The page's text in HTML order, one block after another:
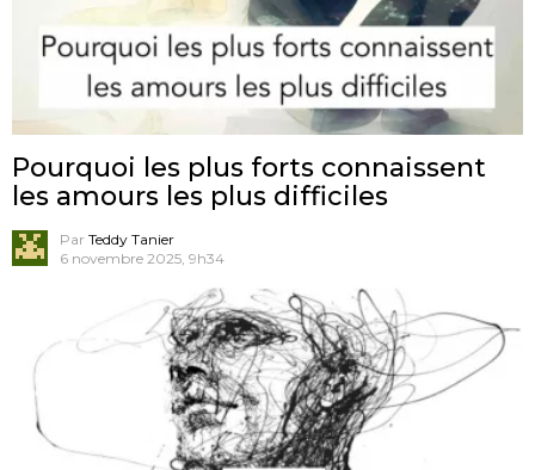
Pourquoi les plus forts connaissent
les amours les plus difficiles
Par Teddy Tanier
6 novembre 2025, 9h34